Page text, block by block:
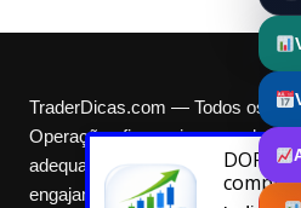
TraderDicas.com — Todos os
Operações financeiras envolvem
adequadas para todos. TD$ e
engajamento, não representam
comprar